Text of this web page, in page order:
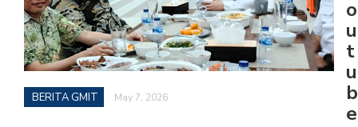
BERITA GMIT May 7, 2026
o
u
t
u
b
e